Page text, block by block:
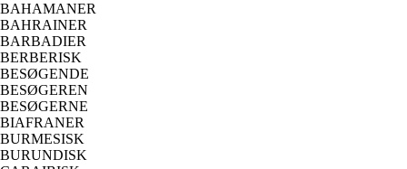
BAHAMANER
BAHRAINER
BARBADIER
BERBERISK
BESØGENDE
BESØGEREN
BESØGERNE
BIAFRANER
BURMESISK
BURUNDISK